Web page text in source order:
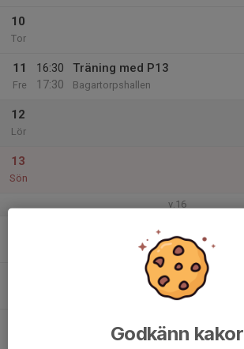
10
Tor
11
Fre
16:30
17:30
Träning med P13
Bagartorpshallen
12
Lör
13
Sön
v.16
INSTÄLLD - Träning
Tallbacka sporthall
INSTÄLLD - Träning
Tallbacka sporthall
Godkänn kakor